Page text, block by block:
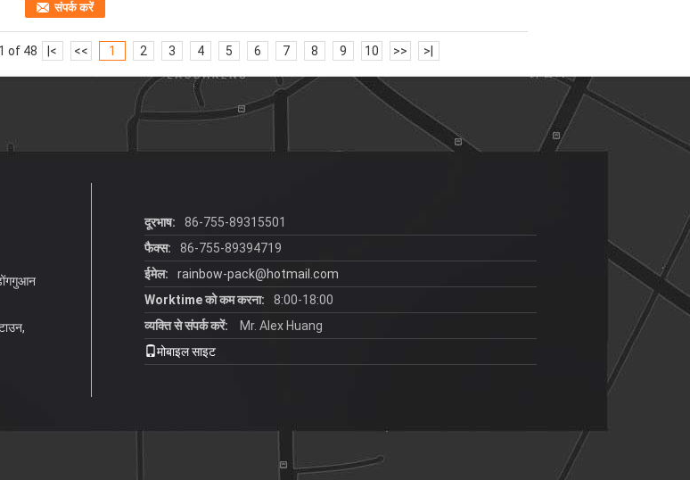
संपर्क करें
of 48 |< << 1 2 3 4 5 6 7 8 9 10 >> >|
दूरभाष:
86-755-89315501
फैक्स:
86-755-89394719
ईमेल:
rainbow-pack@hotmail.com
Worktime को कम करना:
8:00-18:00
व्यक्ति से संपर्क करें:
Mr. Alex Huang
मोबाइल साइट